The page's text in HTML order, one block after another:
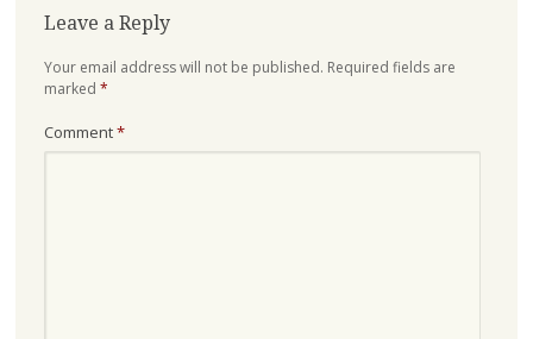
Leave a Reply
Your email address will not be published. Required fields are
marked *
Comment*